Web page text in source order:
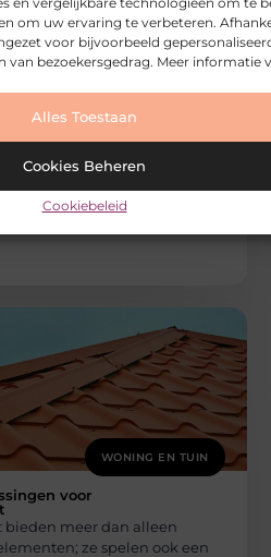
om uw ervaring te verbeteren.
voor bijvoorbeeld
van bezoekersgedrag. Meer informatie
Alles Toestaan
Cookies Beheren
Cookiebeleid
WONING EN TUIN
in Wetteren
is een groot project
expertise. Als u op zoek bent
WONING EN TUIN
voor
meer dan alleen
ze spelen ook een